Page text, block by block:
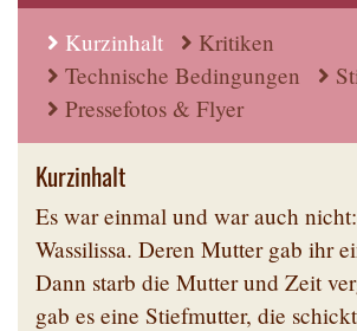
Kurzinhalt
Kritiken
Technische Bedingungen
Pressefotos & Flyer
Kurzinhalt
Es war einmal und war auch
Wassilissa. Deren Mutter gab ihr
Dann starb die Mutter und Zeit
gab es eine Stiefmutter, die